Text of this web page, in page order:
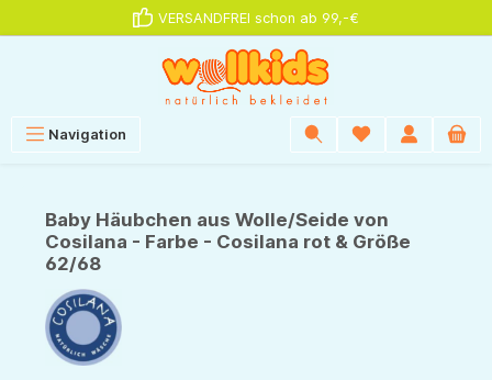
VERSANDFREI schon ab 99,-€
Navigation
Baby Häubchen aus Wolle/Seide von
Cosilana - Farbe - Cosilana rot & Größe
62/68